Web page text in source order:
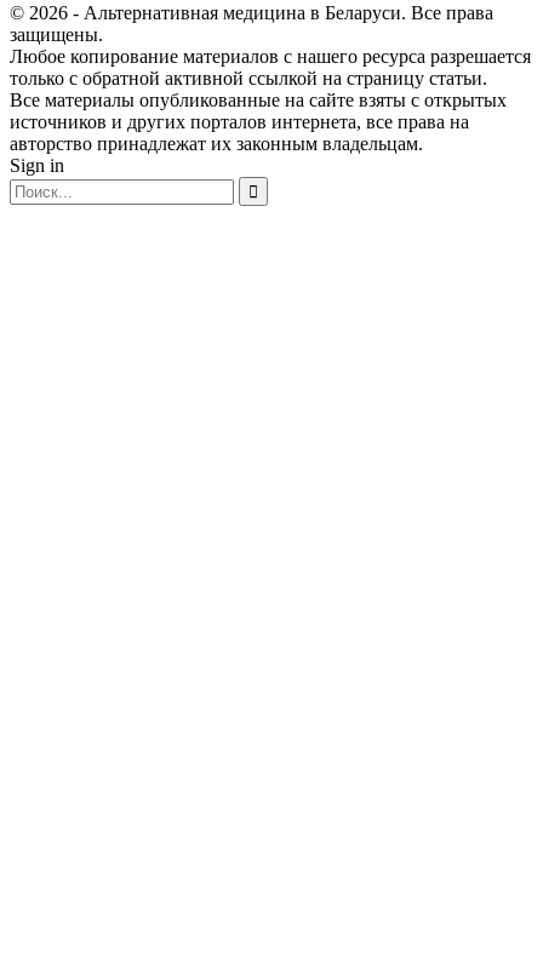
© 2026 - Альтернативная медицина в Беларуси. Все права
защищены.
Любое копирование материалов с нашего ресурса разрешается
только с обратной активной ссылкой на страницу статьи.
Все материалы опубликованные на сайте взяты с открытых
источников и других порталов интернета, все права на
авторство принадлежат их законным владельцам.
Sign in